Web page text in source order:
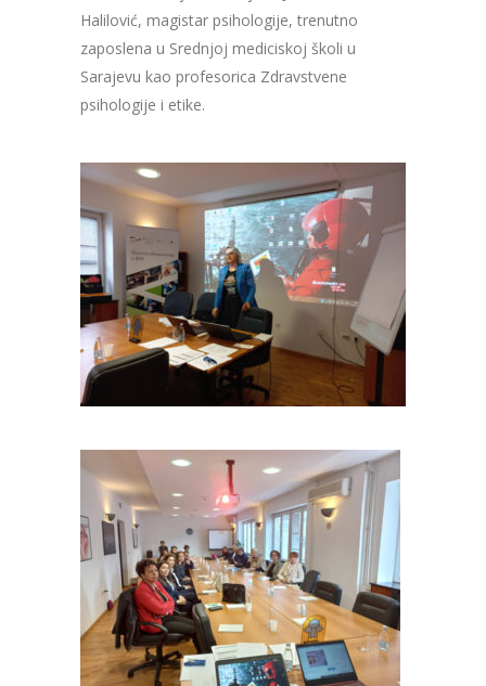
Halilović, magistar psihologije, trenutno
zaposlena u Srednjoj mediciskoj školi u
Sarajevu kao profesorica Zdravstvene
psihologije i etike.